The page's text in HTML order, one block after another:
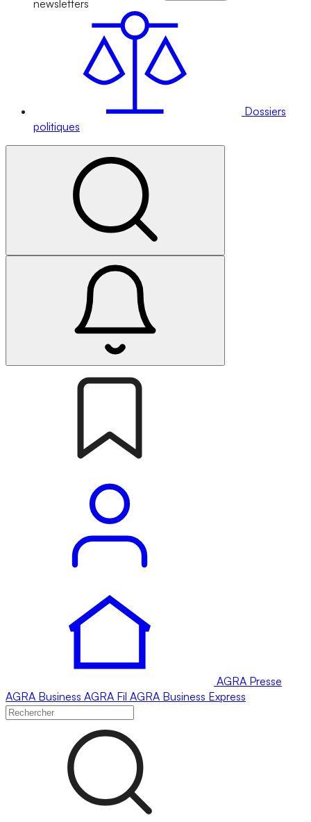
newsletters
Dossiers
politiques
AGRA Presse
AGRA Business AGRA Fil AGRA Business Express